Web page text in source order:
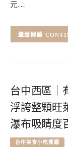
元…
台中西區｜
浮誇整顆旺
瀑布吸睛度
台中美食小吃餐廳